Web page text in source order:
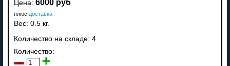
Цена: 6000 руб
плюс доставка
Вес: 0.5 кг.
Количество на складе: 4
Количество: